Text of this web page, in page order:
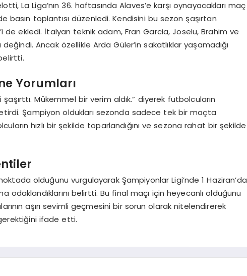
La Liga’nın 36. haftasında Alaves’e karşı oynayacakları maç
basın toplantısı düzenledi. Kendisini bu sezon şaşırtan
de ekledi. İtalyan teknik adam, Fran Garcia, Joselu, Brahim ve
Ancak özellikle Arda Güler’in sakatlıklar yaşamadığı
Yorumları
Mükemmel bir verim aldık.” diyerek futbolcuların
Şampiyon oldukları sezonda sadece tek bir maçta
hızlı bir şekilde toparlandığını ve sezona rahat bir şekilde
olduğunu vurgulayarak Şampiyonlar Ligi’nde 1 Haziran’da
odaklandıklarını belirtti. Bu final maçı için heyecanlı olduğunu
aşırı sevimli geçmesini bir sorun olarak nitelendirerek
ifade etti.